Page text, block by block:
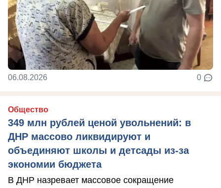
06.08.2026 0
Общество
349 млн рублей ценой увольнений: в
ДНР массово ликвидируют и
объединяют школы и детсады из-за
экономии бюджета
В ДНР назревает массовое сокращение